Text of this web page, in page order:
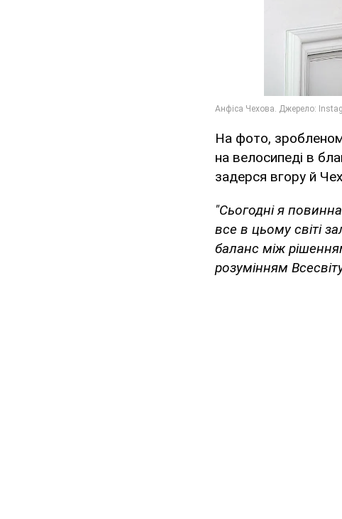
На фото,
на велосипеді в
задерся вгору й
"Сьогодні я
все в цьому світі
баланс між
розумінням